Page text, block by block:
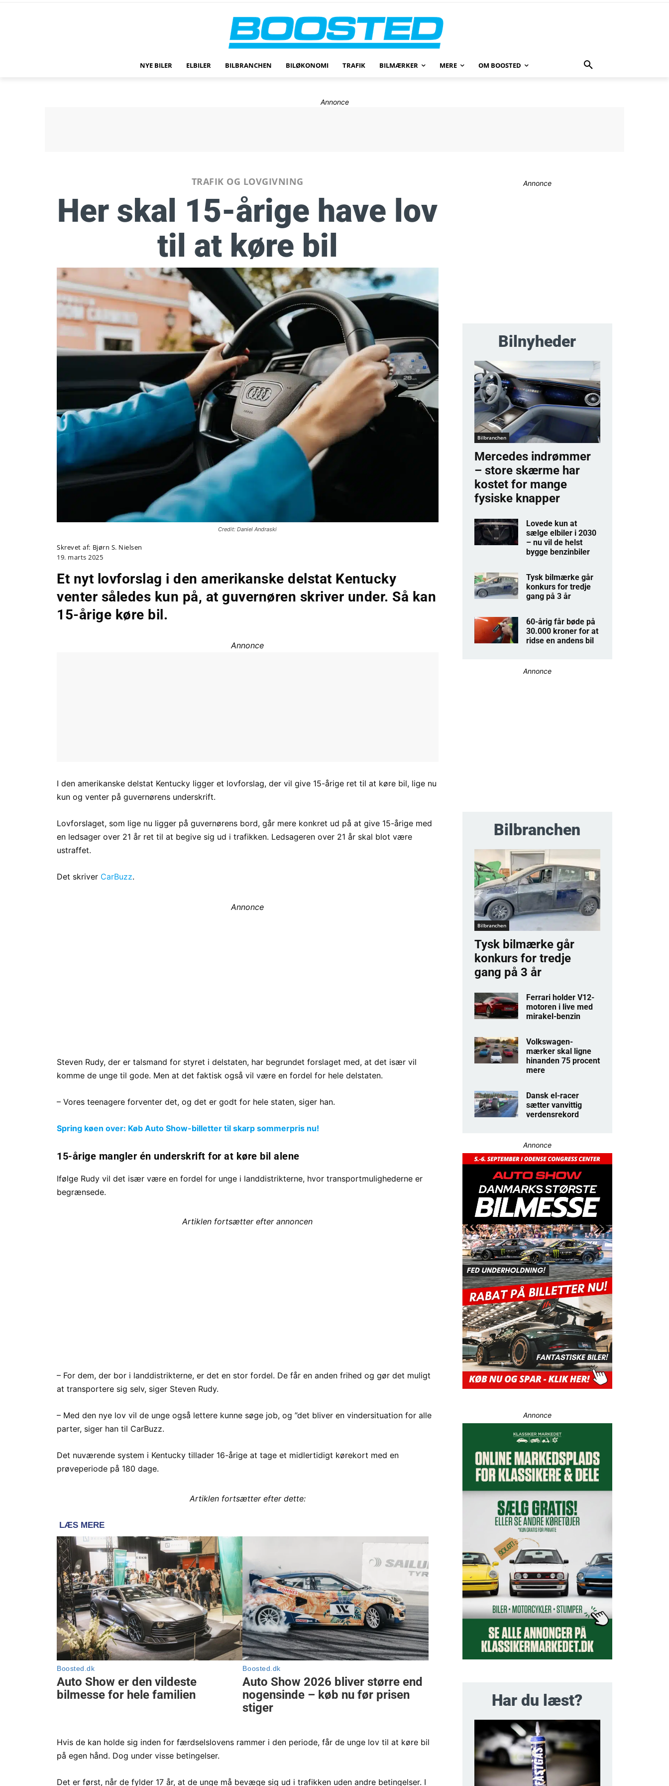
NYE BILER ELBILER BILBRANCHEN BILØKONOMI TRAFIK BILMÆRKER MERE OM BOOSTED
Annonce
TRAFIK OG LOVGIVNING
Her skal 15-årige have lov
til at køre bil
Credit: Daniel Andraski
Skrevet af: Bjørn S. Nielsen
19. marts 2025
Et nyt lovforslag i den amerikanske delstat Kentucky
venter således kun på, at guvernøren skriver under. Så kan
15-årige køre bil.
Annonce
I den amerikanske delstat Kentucky ligger et lovforslag, der vil give 15-årige ret til at køre bil, lige nu
kun og venter på guvernørens underskrift.
Lovforslaget, som lige nu ligger på guvernørens bord, går mere konkret ud på at give 15-årige med
en ledsager over 21 år ret til at begive sig ud i trafikken. Ledsageren over 21 år skal blot være
ustraffet.
Det skriver CarBuzz.
Annonce
Steven Rudy, der er talsmand for styret i delstaten, har begrundet forslaget med, at det især vil
komme de unge til gode. Men at det faktisk også vil være en fordel for hele delstaten.
– Vores teenagere forventer det, og det er godt for hele staten, siger han.
Spring køen over: Køb Auto Show-billetter til skarp sommerpris nu!
15-årige mangler én underskrift for at køre bil alene
Ifølge Rudy vil det især være en fordel for unge i landdistrikterne, hvor transportmulighederne er
begrænsede.
Artiklen fortsætter efter annoncen
– For dem, der bor i landdistrikterne, er det en stor fordel. De får en anden frihed og gør det muligt
at transportere sig selv, siger Steven Rudy.
– Med den nye lov vil de unge også lettere kunne søge job, og ”det bliver en vindersituation for alle
parter, siger han til CarBuzz.
Det nuværende system i Kentucky tillader 16-årige at tage et midlertidigt kørekort med en
prøveperiode på 180 dage.
Artiklen fortsætter efter dette:
Hvis de kan holde sig inden for færdselslovens rammer i den periode, får de unge lov til at køre bil
på egen hånd. Dog under visse betingelser.
Det er først, når de fylder 17 år, at de unge må bevæge sig ud i trafikken uden andre betingelser. I
Annonce
Bilnyheder
Bilbranchen
Mercedes indrømmer
– store skærme har
kostet for mange
fysiske knapper
Lovede kun at
sælge elbiler i 2030
– nu vil de helst
bygge benzinbiler
Tysk bilmærke går
konkurs for tredje
gang på 3 år
60-årig får bøde på
30.000 kroner for at
ridse en andens bil
Annonce
Bilbranchen
Bilbranchen
Tysk bilmærke går
konkurs for tredje
gang på 3 år
Ferrari holder V12-
motoren i live med
mirakel-benzin
Volkswagen-
mærker skal ligne
hinanden 75 procent
mere
Dansk el-racer
sætter vanvittig
verdensrekord
Annonce
Annonce
Har du læst?